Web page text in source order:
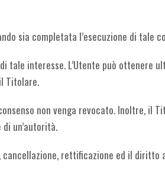
sia completata l’esecuzione di tale
interesse. L’Utente può ottenere
Titolare.
non venga revocato. Inoltre, il
un’autorità.
rettificazione ed il diritto